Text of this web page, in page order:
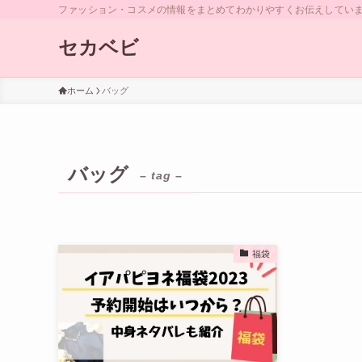
ファッション・コスメの情報をまとめてわかりやすくお伝えしてい
セカベビ
ホーム バッグ
バッグ – tag –
福袋